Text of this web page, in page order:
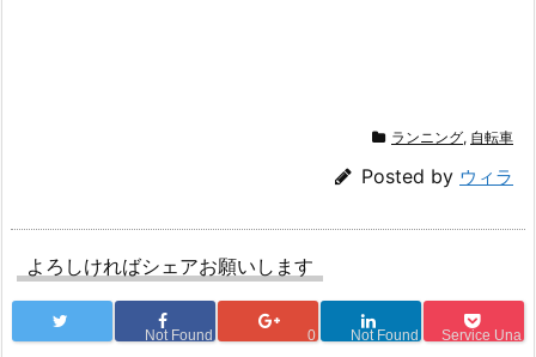
ランニング, 自転車
Posted by ウィラ
よろしければシェアお願いします
Not Found 0 Not Found Service Una